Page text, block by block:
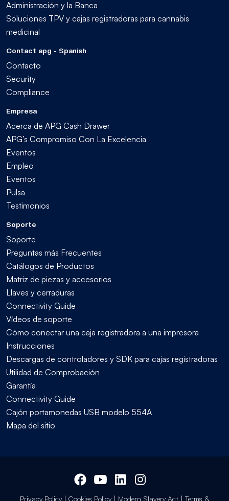
Administración y la Banca
Soluciones TPV y cajas registradoras para cannabis
medicinal
Contact apg - Spanish
Contacto
Security
Compliance
Empresa
Acerca de APG Cash Drawer
APG’s Compromiso Con La Excelencia
Eventos
Empleo
Eventos
Pulsa
Testimonios
Soporte
Soporte
Preguntas más Frecuentes
Catálogos de Productos
Matriz de piezas y accesorios
Llaves y cerraduras
Connectivity Guide
Vídeos de soporte
Cómo conectar una caja registradora a una impresora
Instrucciones
Descargas de controladores y SDK para cajas registradoras
Utilidad de Comprobación
Garantía
Connectivity Guide
Cajón portamonedas USB modelo 554A
Mapa del sitio
Privacy Policy| Cookies Policy| Modern Slavery Act| Terms &